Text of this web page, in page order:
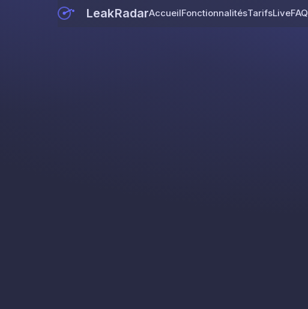
LeakRadarAccueilFonctionnalitésTarifsLiveFAQ